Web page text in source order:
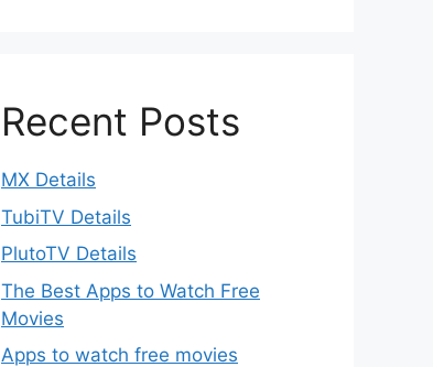
Recent Posts
MX Details
TubiTV Details
PlutoTV Details
The Best Apps to Watch Free
Movies
Apps to watch free movies